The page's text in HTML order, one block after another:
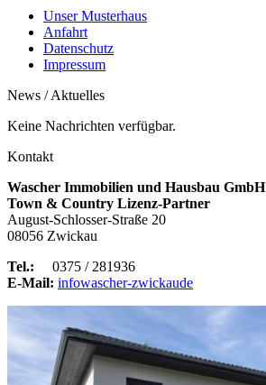
Unser Musterhaus
Anfahrt
Datenschutz
Impressum
News / Aktuelles
Keine Nachrichten verfügbar.
Kontakt
Wascher Immobilien und Hausbau GmbH
Town & Country Lizenz-Partner
August-Schlosser-Straße 20
08056 Zwickau
Tel.: 0375 / 281936
E-Mail: infowascher-zwickaude